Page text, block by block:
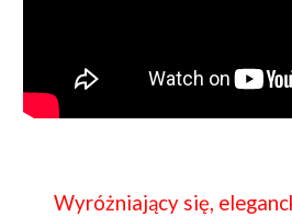
Wyróżniający się,